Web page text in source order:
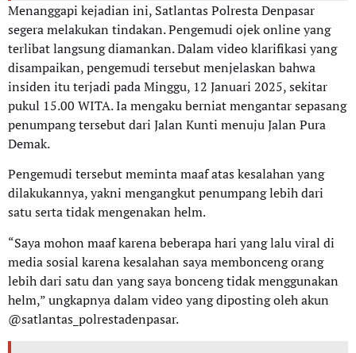
Menanggapi kejadian ini, Satlantas Polresta Denpasar
segera melakukan tindakan. Pengemudi ojek online yang
terlibat langsung diamankan. Dalam video klarifikasi yang
disampaikan, pengemudi tersebut menjelaskan bahwa
insiden itu terjadi pada Minggu, 12 Januari 2025, sekitar
pukul 15.00 WITA. Ia mengaku berniat mengantar sepasang
penumpang tersebut dari Jalan Kunti menuju Jalan Pura
Demak.
Pengemudi tersebut meminta maaf atas kesalahan yang
dilakukannya, yakni mengangkut penumpang lebih dari
satu serta tidak mengenakan helm.
“Saya mohon maaf karena beberapa hari yang lalu viral di
media sosial karena kesalahan saya membonceng orang
lebih dari satu dan yang saya bonceng tidak menggunakan
helm,” ungkapnya dalam video yang diposting oleh akun
@satlantas_polrestadenpasar.